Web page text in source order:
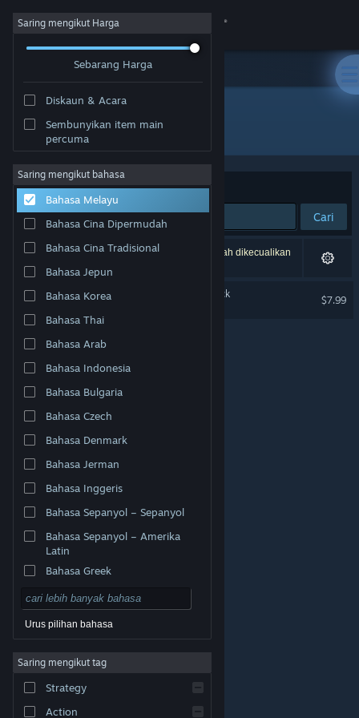
Sign in
Tentang
Sokongan
Ubah bahasa
Dapatkan Steam Mobile App
Lihat laman web desktop
© Valve Corporation. Hak cipta terpelihara. Semua
tanda dagangan ialah hak milik pemilik masing-masing
Perundangan|Accessibility
Steam| Bayaran balik
Saring mengikut Harga
Sebarang Harga
Diskaun & Acara
Sembunyikan item main
percuma
Saring mengikut bahasa
Bahasa Melayu
Bahasa Cina Dipermudah
Bahasa Cina Tradisional
Bahasa Jepun
Bahasa Korea
Bahasa Thai
Bahasa Arab
Bahasa Indonesia
Bahasa Bulgaria
Bahasa Czech
Bahasa Denmark
Bahasa Jerman
Bahasa Inggeris
Bahasa Sepanyol – Sepanyol
Bahasa Sepanyol – Amerika
Latin
Bahasa Greek
Urus pilihan bahasa
Saring mengikut tag
Strategy
Action
Pembangun: Rapturous Studio
Susun mengikut Perkaitan
Cari
1 hasil sepadan dengan carian anda. 2 tajuk telah dikecualikan
berdasarkan pilihan anda.
Beloved Rapture Soundtrack
$7.99